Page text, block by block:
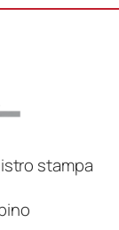
stampa